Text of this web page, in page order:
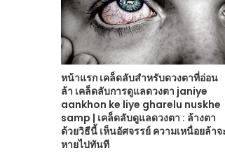
หน้าแรก เคล็ดลับสำหรับดวงตาที่อ่อน
ล้า เคล็ดลับการดูแลดวงตา janiye
aankhon ke liye gharelu nuskhe
samp | เคล็ดลับดูแลดวงตา : ล้างตา
ด้วยวิธีนี้ เห็นอัศจรรย์ ความเหนื่อยล้าจ
หายไปทันที